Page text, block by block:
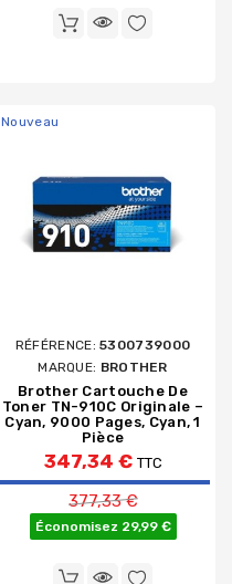
Nouveau
RÉFÉRENCE:5300739000
MARQUE: BROTHER
Brother Cartouche De
Toner TN-910C Originale –
Cyan, 9000 Pages, Cyan, 1
Pièce
347,34 € TTC
Prix de base
377,33 €
Économisez 29,99 €